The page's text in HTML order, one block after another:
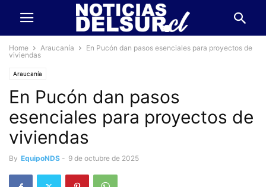
Home Araucanía
En Pucón dan pasos esenciales para proyectos de
viviendas
Araucanía
En Pucón dan pasos
esenciales para proyectos de
viviendas
By EquipoNDS - 9 de octubre de 2025